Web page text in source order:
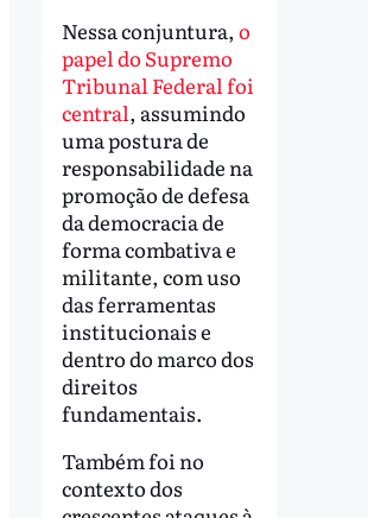
Nessa conjuntura, o
papel do Supremo
Tribunal Federal foi
central, assumindo
uma postura de
responsabilidade na
promoção de defesa
da democracia de
forma combativa e
militante, com uso
das ferramentas
institucionais e
dentro do marco dos
direitos
fundamentais.
Também foi no
contexto dos